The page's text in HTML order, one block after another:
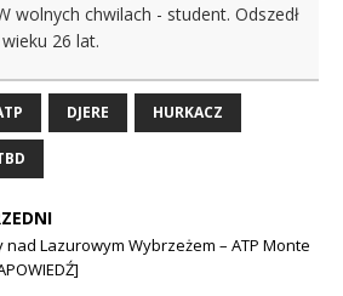
wolnych chwilach - student. Odszedł
26 lat.
DJERE HURKACZ
nad Lazurowym Wybrzeżem – ATP Monte